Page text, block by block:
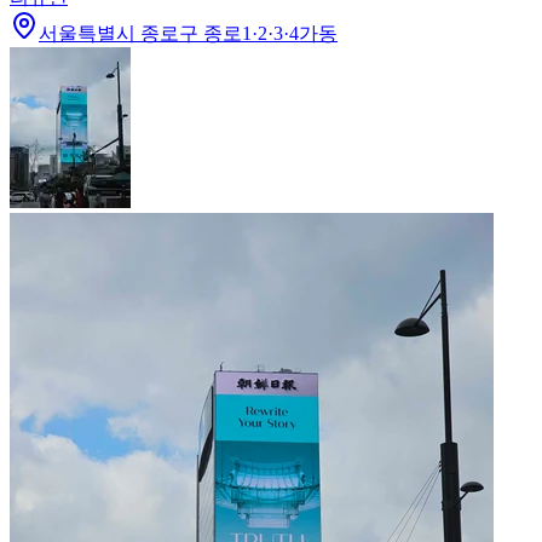
서울특별시 종로구 종로1·2·3·4가동